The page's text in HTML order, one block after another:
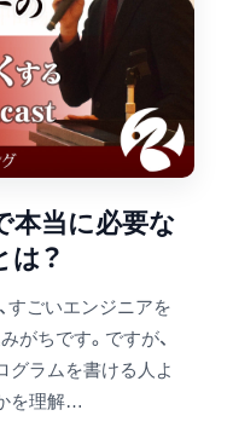
本当に必要な
は？
すごいエンジニアを
がちです。ですが、
グラムを書ける人よ
を理解…